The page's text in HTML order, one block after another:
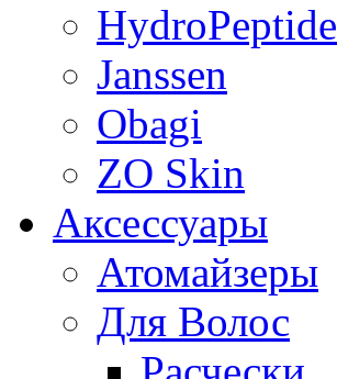
HydroPeptide
Janssen
Obagi
ZO Skin
Aксессуары
Атомайзеры
Для Волос